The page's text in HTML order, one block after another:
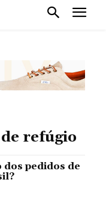
refúgio
dos pedidos de